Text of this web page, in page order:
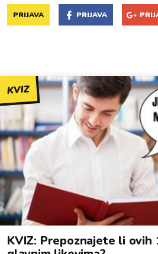
PRIJAVA PRIJAVA
KVIZ
KVIZ: Prepoznajete li ovih